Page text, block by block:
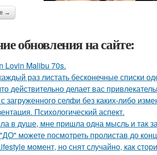
→
обновления на сайте:
Lovin Malibu 70s.
раз листать бесконечные списки
действительно делает вас
загруженного селфи без каких-либо
Психологический аспект.
в душе, мне пришла одна мысль и так
можете посмотреть пролистав до
момент, но снят случайно, как